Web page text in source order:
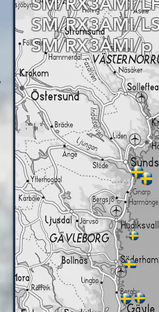
SM/RX3AMI/
SM/RX3AMI/p